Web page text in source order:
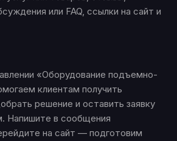
или FAQ, ссылки на сайт и
«Оборудование подъемно-
клиентам получить
решение и оставить заявку
Напишите в сообщения
на сайт — подготовим